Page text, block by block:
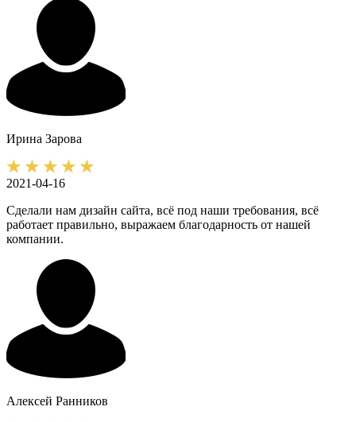
Ирина Зарова
2021-04-16
Сделали нам дизайн сайта, всё под наши требования, всё
работает правильно, выражаем благодарность от нашей
компании.
Алексей Ранников